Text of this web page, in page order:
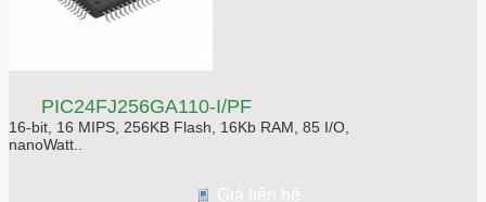
PIC24FJ256GA110-I/PF
16-bit, 16 MIPS, 256KB Flash, 16Kb RAM, 85 I/O,
nanoWatt..
Giá liên hệ